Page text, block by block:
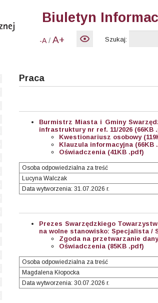
Biuletyn
-A / A+ Szukaj:
Praca
Burmistrz Miasta i Gminy
infrastruktury nr ref. 11/2026 (66KB
Kwestionariusz osobowy
Klauzula informacyjna (66KB
Oświadczenia (41KB .pdf)
Osoba odpowiedzialna za treść
Lucyna Walczak
Data wytworzenia: 31.07.2026 r.
Prezes Swarzędzkiego
na wolne stanowisko: Specjalista /
Zgoda na przetwarzanie
Oświadczenia (85KB .pdf)
Osoba odpowiedzialna za treść
Magdalena Kłopocka
Data wytworzenia: 30.07.2026 r.